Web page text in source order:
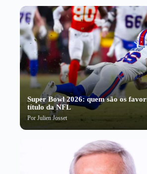
Super Bowl 2026: quem são os
título da NFL
Por Julien Josset